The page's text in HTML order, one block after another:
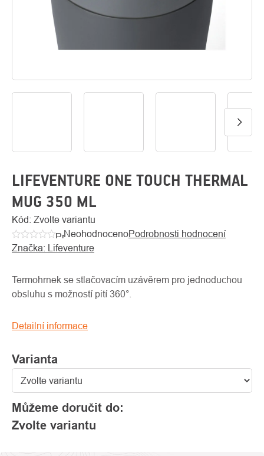
O
LIFEVENTURE ONE TOUCH THERMAL
MUG 350 ML
Kód: Zvolte variantu
Průměrné
hodnocení
je
0,0
5
NeohodnocenoPodrobnosti hodnocení
Značka: Lifeventure
Varianta
Můžeme doručit do:
Zvolte variantu
Termohrnek se stlačovacím uzávěrem pro jednoduchou
obsluhu s možností pití 360°.
Detailní informace